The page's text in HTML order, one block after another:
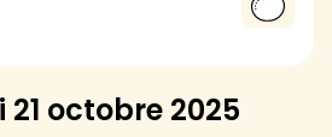
21 octobre 2025